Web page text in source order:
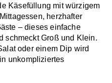
Käsefüllung mit würzigem
herzhafter
– dieses einfache
schmeckt Groß und Klein.
oder einem Dip wird
unkompliziertes